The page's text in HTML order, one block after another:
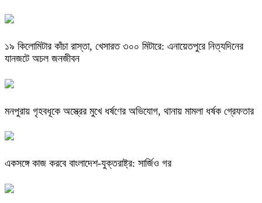
​১৯ কিলোমিটার কাঁচা রাস্তা, খেসারত ৩০০ মিটারে: এনায়েতপুরে নিত্যদিনের
যানজটে অচল জনজীবন
মনপুরায় গৃহবধূকে অস্ত্রের মুখে ধর্ষণের অভিযোগ, থানায় মামলা ধর্ষক গ্রেফতার
একসঙ্গে কাজ করবে বাংলাদেশ-যুক্তরাষ্ট্র: সার্জিও গর